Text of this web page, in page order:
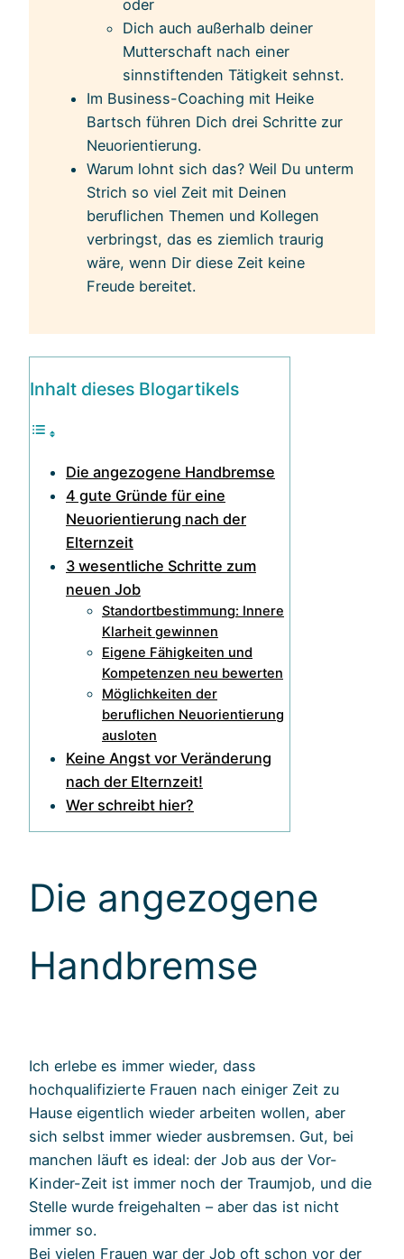
oder
Dich auch außerhalb deiner
Mutterschaft nach einer
sinnstiftenden Tätigkeit sehnst.
Im Business-Coaching mit Heike
Bartsch führen Dich drei Schritte zur
Neuorientierung.
Warum lohnt sich das? Weil Du unterm
Strich so viel Zeit mit Deinen
beruflichen Themen und Kollegen
verbringst, das es ziemlich traurig
wäre, wenn Dir diese Zeit keine
Freude bereitet.
Inhalt dieses Blogartikels
Die angezogene Handbremse
4 gute Gründe für eine
Neuorientierung nach der
Elternzeit
3 wesentliche Schritte zum
neuen Job
Standortbestimmung: Innere
Klarheit gewinnen
Eigene Fähigkeiten und
Kompetenzen neu bewerten
Möglichkeiten der
beruflichen Neuorientierung
ausloten
Keine Angst vor Veränderung
nach der Elternzeit!
Wer schreibt hier?
Die angezogene
Handbremse
Ich erlebe es immer wieder, dass
hochqualifizierte Frauen nach einiger Zeit zu
Hause eigentlich wieder arbeiten wollen, aber
sich selbst immer wieder ausbremsen. Gut, bei
manchen läuft es ideal: der Job aus der Vor-
Kinder-Zeit ist immer noch der Traumjob, und die
Stelle wurde freigehalten – aber das ist nicht
immer so.
Bei vielen Frauen war der Job oft schon vor der